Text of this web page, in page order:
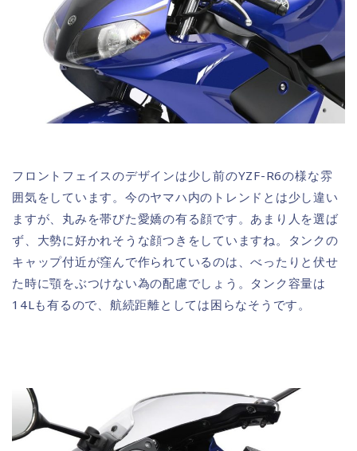
フロントフェイスのデザインは少し前のYZF-R6の様な雰
囲気をしています。今のヤマハ内のトレンドとは少し違い
ますが、丸みを帯びた愛嬌の有る顔です。あまり人を選ば
ず、大勢に好かれそうな顔つきをしていますね。タンクの
キャップ付近が窪んで作られているのは、べったりと伏せ
た時に顎をぶつけない為の配慮でしょう。タンク容量は
14Lも有るので、航続距離としては困らなそうです。